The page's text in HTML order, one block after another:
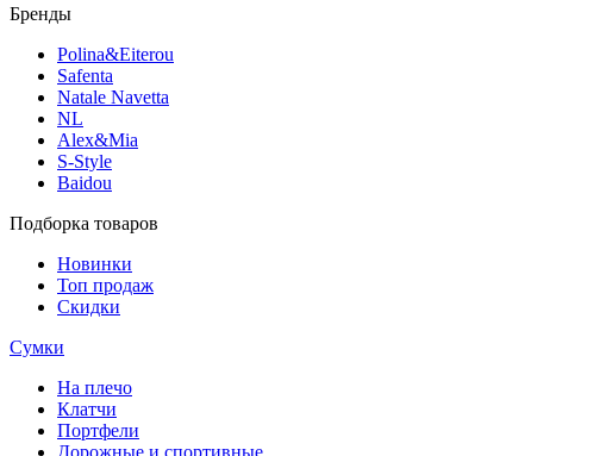
Бренды
Polina&Eiterou
Safenta
Natale Navetta
NL
Alex&Mia
S-Style
Baidou
Подборка товаров
Новинки
Топ продаж
Скидки
Сумки
На плечо
Клатчи
Портфели
Дорожные и спортивные